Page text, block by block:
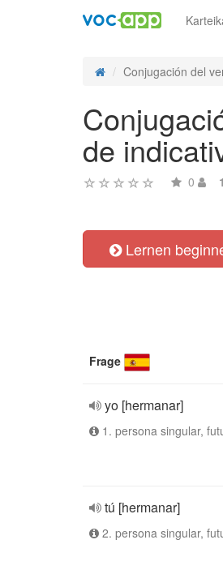
Conjugación del
de
0
Lernen
Frage
yo [hermanar]
1. persona singular,
tú [hermanar]
2. persona singular,